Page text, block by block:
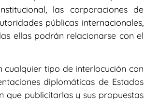
las corporaciones de
públicas internacionales,
ellas podrán relacionarse con el
tipo de interlocución con
diplomáticas de Estados
que publicitarlas y sus propuestas